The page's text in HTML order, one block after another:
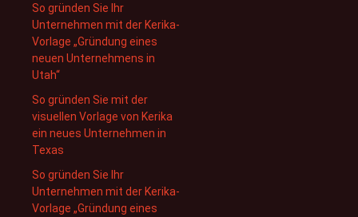
So gründen Sie Ihr
Unternehmen mit der Kerika-
Vorlage „Gründung eines
neuen Unternehmens in
Utah“
So gründen Sie mit der
visuellen Vorlage von Kerika
ein neues Unternehmen in
Texas
So gründen Sie Ihr
Unternehmen mit der Kerika-
Vorlage „Gründung eines